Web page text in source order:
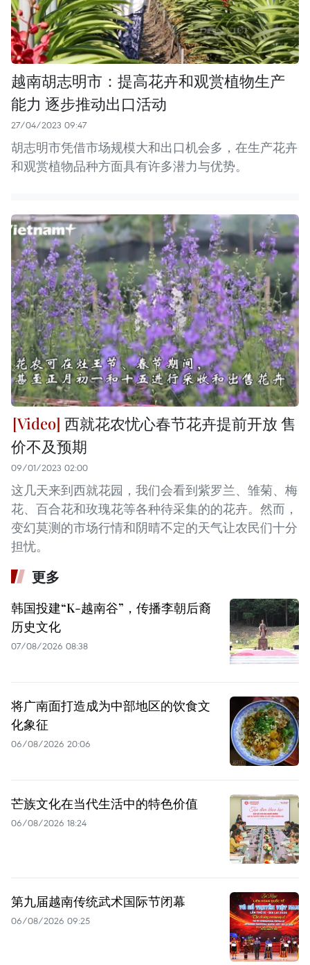
越南胡志明市：提高花卉和观赏植物生产
能力 逐步推动出口活动
27/04/2023 09:47
胡志明市凭借市场规模大和出口机会多，在生产花卉
和观赏植物品种方面具有许多潜力与优势。
西就花农忧心春节花卉提前开放 售
价不及预期
09/01/2023 02:00
这几天来到西就花园，我们会看到紫罗兰、雏菊、梅
花、百合花和玫瑰花等各种待采集的的花卉。然而，
变幻莫测的市场行情和阴晴不定的天气让农民们十分
担忧。
更多
韩国投建“K-越南谷”，传播李朝后裔
历史文化
07/08/2026 08:38
将广南面打造成为中部地区的饮食文
化象征
06/08/2026 20:06
芒族文化在当代生活中的特色价值
06/08/2026 18:24
第九届越南传统武术国际节闭幕
06/08/2026 09:25